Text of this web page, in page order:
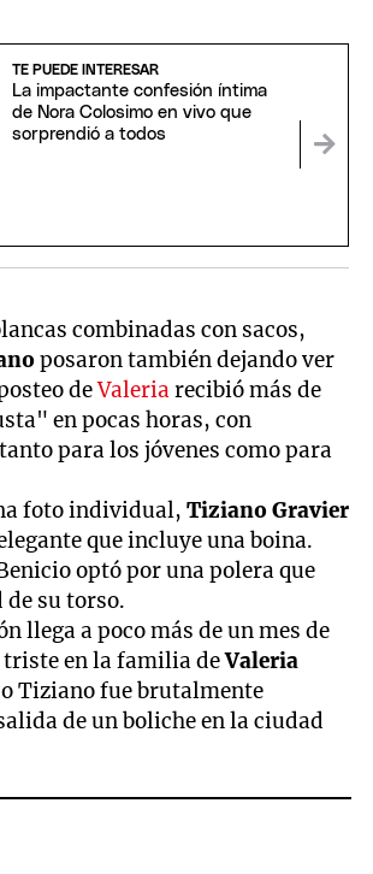
TE PUEDE INTERESAR
La impactante confesión íntima
de Nora Colosimo en vivo que
sorprendió a todos
combinadas con sacos,
posaron también dejando ver
deValeria recibió más de
en pocas horas, con
para los jóvenes como para
foto individual,Tiziano Gravier
que incluye una boina.
optó por una polera que
su torso.
llega a poco más de un mes de
triste en la familia deValeria
Tiziano fue brutalmente
de un boliche en la ciudad